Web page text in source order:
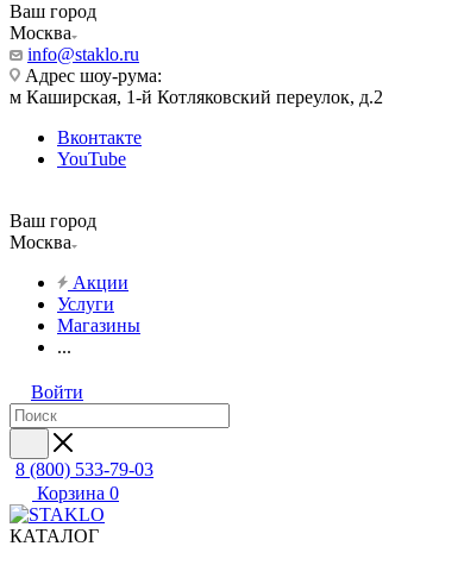
Ваш город
Москва
info@staklo.ru
Адрес шоу-рума:
м Каширская, 1-й Котляковский переулок, д.2
Вконтакте
YouTube
Ваш город
Москва
Акции
Услуги
Магазины
...
Войти
8 (800) 533-79-03
Корзина 0
КАТАЛОГ